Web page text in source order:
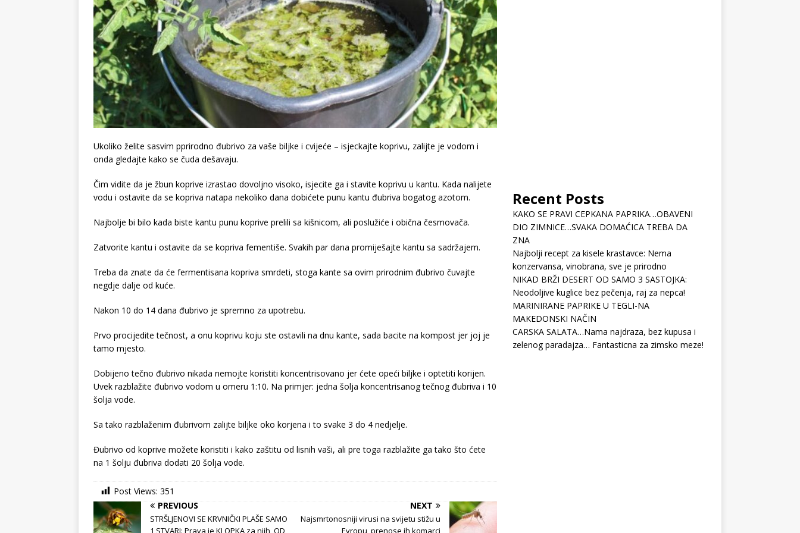
Ukoliko želite sasvim pprirodno đubrivo za vaše biljke i cvijeće – isjeckajte koprivu, zalijte je vodom i
onda gledajte kako se čuda dešavaju.
Čim vidite da je žbun koprive izrastao dovoljno visoko, isjecite ga i stavite koprivu u kantu. Kada nalijete
vodu i ostavite da se kopriva natapa nekoliko dana dobićete punu kantu đubriva bogatog azotom.
Najbolje bi bilo kada biste kantu punu koprive prelili sa kišnicom, ali poslužiće i obična česmovača.
Zatvorite kantu i ostavite da se kopriva fementiše. Svakih par dana promiješajte kantu sa sadržajem.
Treba da znate da će fermentisana kopriva smrdeti, stoga kante sa ovim prirodnim đubrivo čuvajte
negdje dalje od kuće.
Nakon 10 do 14 dana đubrivo je spremno za upotrebu.
Prvo procijedite tečnost, a onu koprivu koju ste ostavili na dnu kante, sada bacite na kompost jer joj je
tamo mjesto.
Dobijeno tečno đubrivo nikada nemojte koristiti koncentrisovano jer ćete opeći biljke i optetiti korijen.
Uvek razblažite đubrivo vodom u omeru 1:10. Na primjer: jedna šolja koncentrisanog tečnog đubriva i 10
šolja vode.
Sa tako razblaženim đubrivom zalijte biljke oko korjena i to svake 3 do 4 nedjelje.
Đubrivo od koprive možete koristiti i kako zaštitu od lisnih vaši, ali pre toga razblažite ga tako što ćete
na 1 šolju đubriva dodati 20 šolja vode.
Post Views: 351
PREVIOUS
STRŠLJENOVI SE KRVNIČKI PLAŠE SAMO
1 STVARI: Prava je KLOPKA za njih, OD
NEXT
Najsmrtonosniji virusi na svijetu stižu u
Evropu, prenose ih komarci
Recent Posts
KAKO SE PRAVI CEPKANA PAPRIKA…OBAVENI
DIO ZIMNICE…SVAKA DOMAĆICA TREBA DA
ZNA
Najbolji recept za kisele krastavce: Nema
konzervansa, vinobrana, sve je prirodno
NIKAD BRŽI DESERT OD SAMO 3 SASTOJKA:
Neodoljive kuglice bez pečenja, raj za nepca!
MARINIRANE PAPRIKE U TEGLI-NA
MAKEDONSKI NAČIN
CARSKA SALATA…Nama najdraza, bez kupusa i
zelenog paradajza… Fantasticna za zimsko meze!